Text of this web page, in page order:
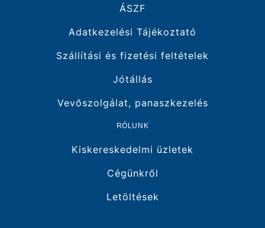
ÁSZF
Adatkezelési Tájékoztató
Szállítási és fizetési feltételek
Jótállás
Vevőszolgálat, panaszkezelés
RÓLUNK
Kiskereskedelmi üzletek
Cégünkről
Letöltések